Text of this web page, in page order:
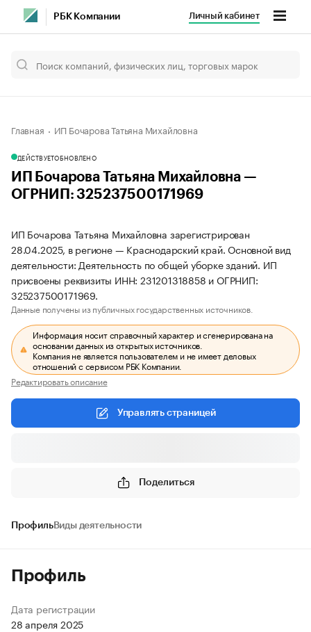
РБК Компании Личный кабинет
Главная ИП Бочарова Татьяна Михайловна
ДЕЙСТВУЕТОБНОВЛЕНО
ИП Бочарова Татьяна Михайловна —
ОГРНИП: 325237500171969
ИП Бочарова Татьяна Михайловна зарегистрирован
28.04.2025, в регионе — Краснодарский край. Основной вид
деятельности: Деятельность по общей уборке зданий. ИП
присвоены реквизиты ИНН: 231201318858 и ОГРНИП:
325237500171969.
Данные получены из публичных государственных источников.
Информация носит справочный характер и сгенерирована на
основании данных из открытых источников.
Компания не является пользователем и не имеет деловых
отношений с сервисом РБК Компании.
Редактировать описание
Управлять страницей
Поделиться
ПрофильВиды деятельности
Профиль
Дата регистрации
28 апреля 2025